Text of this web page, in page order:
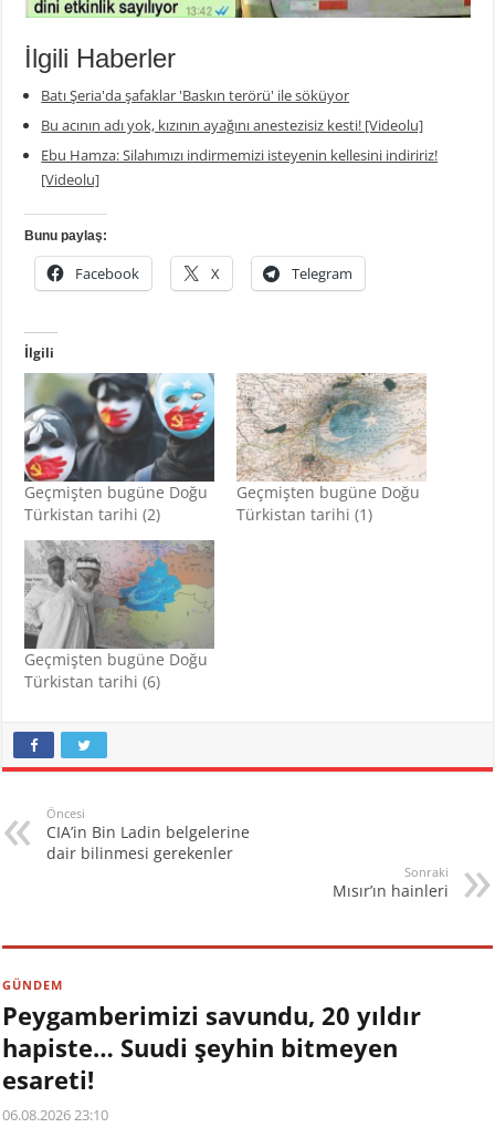
İlgili Haberler
Batı Şeria'da şafaklar 'Baskın terörü' ile söküyor
Bu acının adı yok, kızının ayağını anestezisiz kesti! [Videolu]
Ebu Hamza: Silahımızı indirmemizi isteyenin kellesini indiririz!
[Videolu]
Bunu paylaş:
Facebook X Telegram
İlgili
Geçmişten bugüne Doğu
Türkistan tarihi (2)
Geçmişten bugüne Doğu
Türkistan tarihi (1)
Geçmişten bugüne Doğu
Türkistan tarihi (6)
Öncesi
CIA’in Bin Ladin belgelerine
dair bilinmesi gerekenler
Sonraki
Mısır’ın hainleri
GÜNDEM
Peygamberimizi savundu, 20 yıldır
hapiste… Suudi şeyhin bitmeyen
esareti!
06.08.2026 23:10